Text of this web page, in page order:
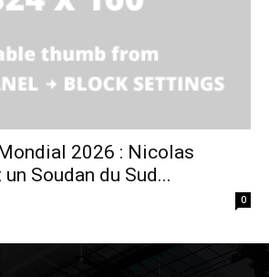
2026 : Nicolas
Soudan du Sud...
0